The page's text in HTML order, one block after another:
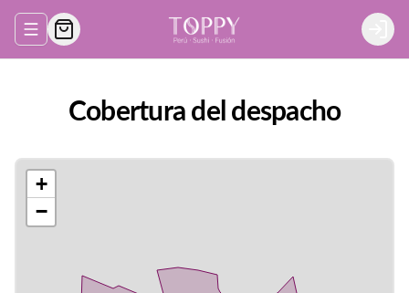
Abrir menu de navegación Login
Cobertura del despacho
+
−